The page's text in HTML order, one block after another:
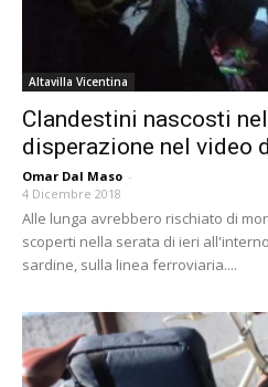
Altavilla Vicentina
Clandestini nascosti
disperazione nel video
Omar Dal Maso -
4 Dicembre 2018
Alle lunga avrebbero rischiato di
scoperti nella serata di ieri
sardine, sulla linea ferroviaria....